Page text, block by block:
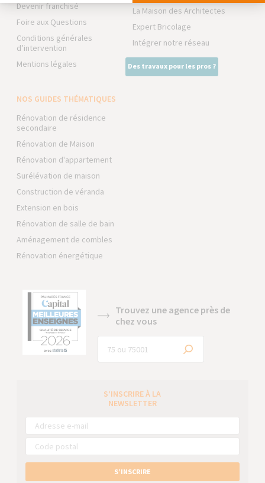
Devenir franchisé
Foire aux Questions
Conditions générales
d’intervention
Mentions légales
La Maison des Architectes
Expert Bricolage
Intégrer notre réseau
Des travaux pour les pros ?
NOS GUIDES THÉMATIQUES
Rénovation de résidence
secondaire
Rénovation de Maison
Rénovation d'appartement
Surélévation de maison
Construction de véranda
Extension en bois
Rénovation de salle de bain
Aménagement de combles
Rénovation énergétique
Trouvez une agence près de
chez vous
S’INSCRIRE À LA
NEWSLETTER
S’INSCRIRE